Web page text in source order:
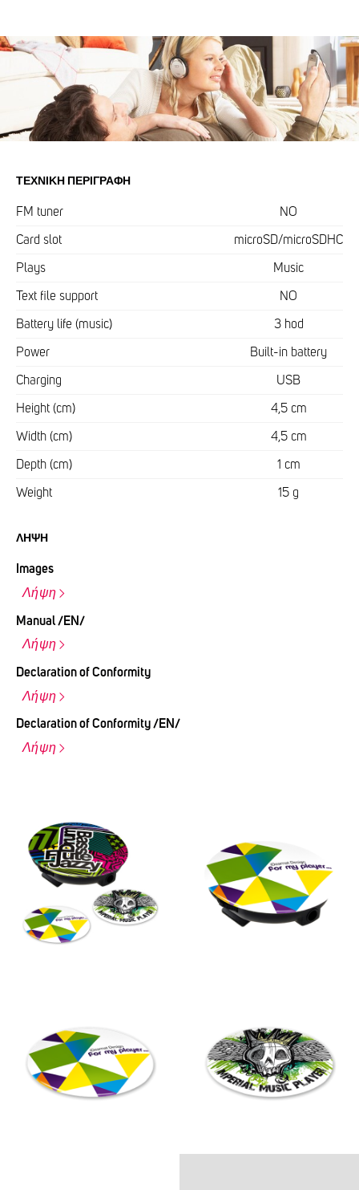
ΤΕΧΝΙΚΉ ΠΕΡΙΓΡΑΦΉ
FM tuner NO
Card slot microSD/microSDHC
Plays Music
Text file support NO
Battery life (music) 3 hod
Power Built-in battery
Charging USB
Height (cm) 4,5 cm
Width (cm) 4,5 cm
Depth (cm) 1 cm
Weight 15 g
ΛΉΨΗ
Images
Λήψη
Manual /EN/
Λήψη
Declaration of Conformity
Λήψη
Declaration of Conformity /EN/
Λήψη